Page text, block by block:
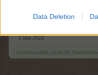
Data Deletion
1 Mai 2023
windsbraut58 Duffy68